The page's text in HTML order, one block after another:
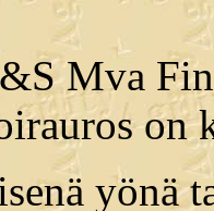
Mva
on
yönä